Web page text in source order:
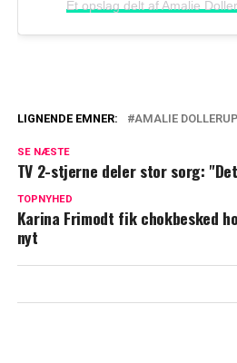
afslører: Sker i 2025
Dollerup: 'Har du
LIGNENDE EMNER: AMALIE DOLLERUP
SE NÆSTE
TV 2-stjerne deler stor sorg:
TOPNYHED
Karina Frimodt fik chokbesked
nyt